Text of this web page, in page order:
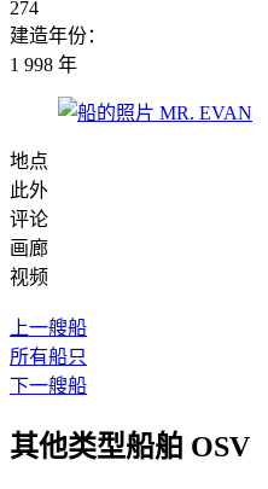
274
建造年份：
1 998 年
地点
此外
评论
画廊
视频
上一艘船
所有船只
下一艘船
其他类型船舶 OSV